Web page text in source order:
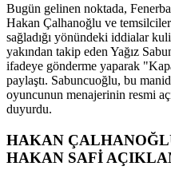
Bugün gelinen noktada,
Hakan Çalhanoğlu ve
sağladığı yönündeki iddialar
yakından takip eden Yağız
ifadeye gönderme yaparak
paylaştı. Sabuncuoğlu, bu
oyuncunun menajerinin resmi
duyurdu.
HAKAN
HAKAN SAFİ